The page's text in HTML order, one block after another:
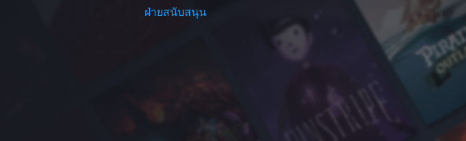
ฝ่ายสนับสนุน